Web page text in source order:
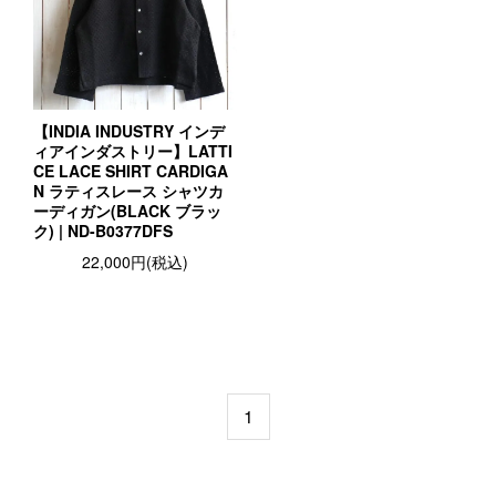
【INDIA INDUSTRY インデ
ィアインダストリー】LATTI
CE LACE SHIRT CARDIGA
N ラティスレース シャツカ
ーディガン(BLACK ブラッ
ク) | ND-B0377DFS
22,000円(税込)
1